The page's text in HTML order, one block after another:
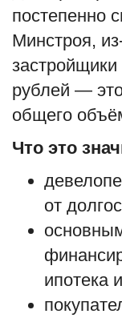
постепенно
Минстроя,
рублей —
общего
Что это
от
ипотека